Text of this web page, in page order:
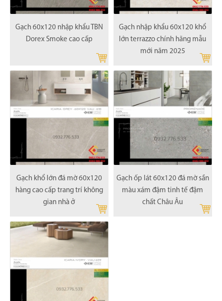
Gạch 60x120 nhập khẩu TBN
Dorex Smoke cao cấp
Gạch nhập khẩu 60x120 khổ
lớn terrazzo chính hãng mẫu
mới năm 2025
Gạch khổ lớn đá mờ 60x120
hàng cao cấp trang trí không
gian nhà ở
Gạch ốp lát 60x120 đá mờ sần
màu xám đậm tinh tế đậm
chất Châu Âu